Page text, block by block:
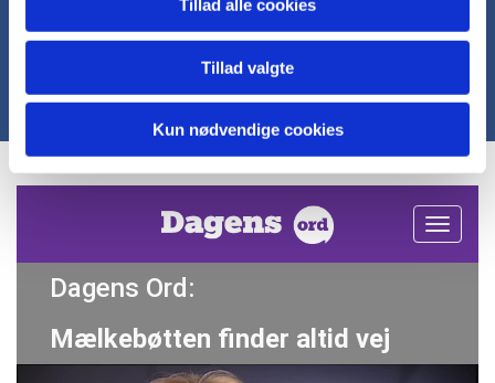
Tillad alle cookies
Tillad valgte
Kun nødvendige cookies
Lær mere